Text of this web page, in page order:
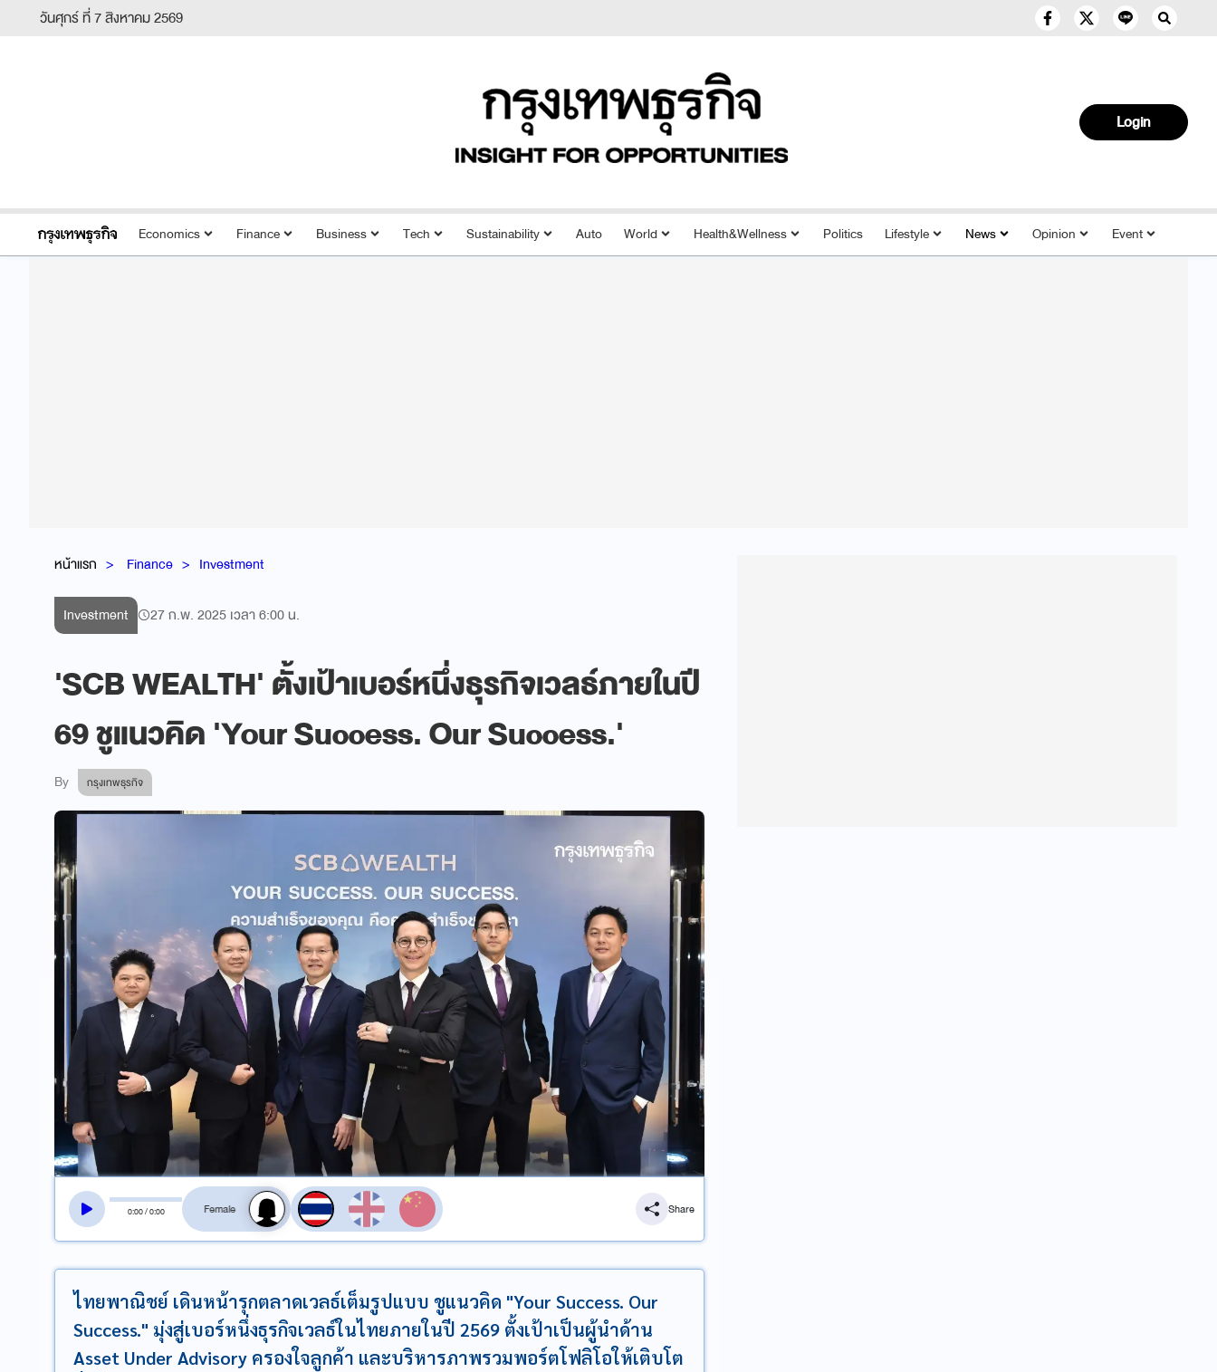
วันศุกร์ ที่ 7 สิงหาคม 2569
Login
Economics Finance Business Tech Sustainability Auto World Health&Wellness Politics Lifestyle News Opinion Event
หน้าแรก Finance Investment
Investment 27 ก.พ. 2025 เวลา 6:00 น.
'SCB WEALTH' ตั้งเป้าเบอร์หนึ่งธุรกิจเวลธ์ภายในปี
69 ชูแนวคิด 'Your Success. Our Success.'
By กรุงเทพธุรกิจ
0:00/0:00
สลับเสียงอ่าน
Share
ไทยพาณิชย์ เดินหน้ารุกตลาดเวลธ์เต็มรูปแบบ ชูแนวคิด "Your Success. Our
Success." มุ่งสู่เบอร์หนึ่งธุรกิจเวลธ์ในไทยภายในปี 2569 ตั้งเป้าเป็นผู้นำด้าน
Asset Under Advisory ครองใจลูกค้า และบริหารภาพรวมพอร์ตโฟลิโอให้เติบโต